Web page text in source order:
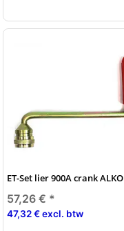
ET-Set lier 900A crank ALKO
57,26 € *
47,32 € excl. btw